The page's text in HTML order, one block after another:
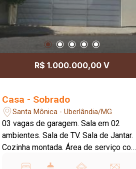
R$ 1.000.000,00 V
Casa - Sobrado
Santa Mônica - Uberlândia/MG
03 vagas de garagem. Sala em 02
ambientes. Sala de TV. Sala de Jantar.
Cozinha montada. Área de serviço com